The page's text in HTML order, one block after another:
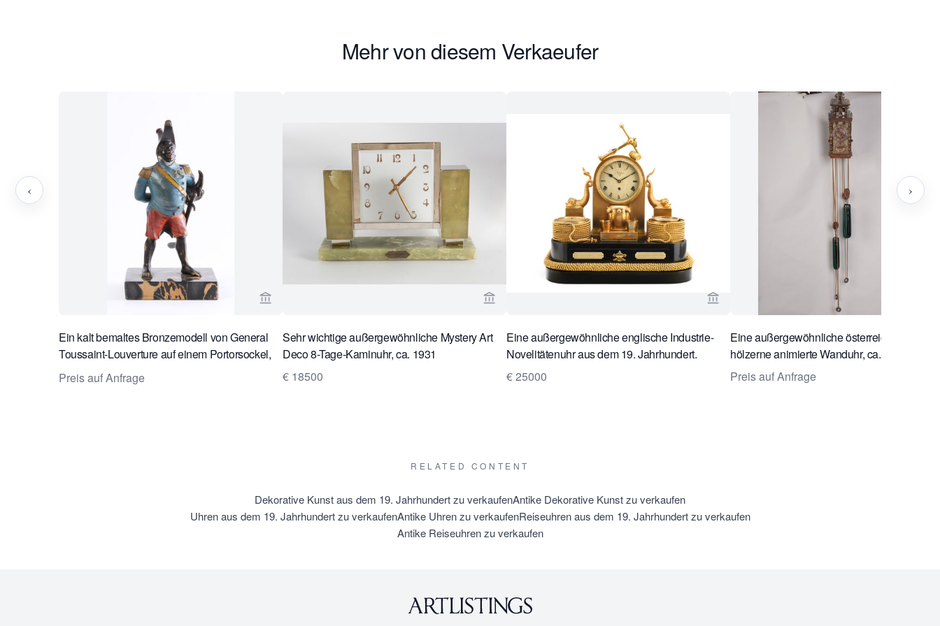
Mehr von diesem Verkaeufer
Verkaeuferseite von Toebosch Antiques ansehen
Ein kalt bemaltes Bronzemodell von General
Toussaint-Louverture auf einem Portorsockel,
ca. 1880
Preis auf Anfrage
Verkaeuferseite von Toebosch Antiques ansehen
Sehr wichtige außergewöhnliche Mystery Art
Deco 8-Tage-Kaminuhr, ca. 1931
€ 18500
Verkaeuferseite von Toebosch Antiques
Eine außergewöhnliche englische Industrie-
Novelitätenuhr aus dem 19. Jahrhundert.
€ 25000
Eine außergewöhnliche österreichische
hölzerne animierte Wanduhr, ca. 1730
Preis auf Anfrage
‹ ›
RELATED CONTENT
Dekorative Kunst aus dem 19. Jahrhundert zu verkaufenAntike Dekorative Kunst zu verkaufen
Uhren aus dem 19. Jahrhundert zu verkaufenAntike Uhren zu verkaufenReiseuhren aus dem 19. Jahrhundert zu verkaufen
Antike Reiseuhren zu verkaufen